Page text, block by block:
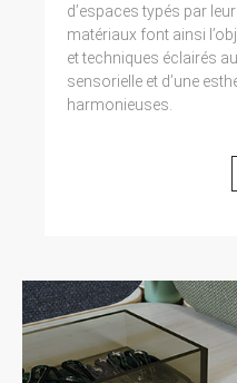
d’espaces typés par
matériaux font ainsi
et techniques éclairés
sensorielle et d’une
harmonieuses.